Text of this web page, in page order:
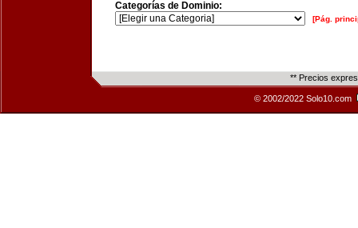
Categorías de Dominio:
[Pág.
** Precios
© 2002/2022 Solo10.com